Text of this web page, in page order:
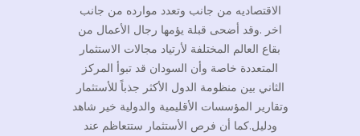
الاقتصاديه من جانب وتعدد موارده من جانب
اخر .وقد أضحى قبلة يؤمها رجال الأعمال من
بقاع العالم المختلفة لأرتياد مجالات الاستثمار
المتعددة خاصة وأن السودان قد تبوأ المركز
الثاني بين منظومة الدول الأكثر جذباً للأستثمار
وتقارير المؤسسات الأقليمية والدولية خير شاهد
ودليل.كما أن فرص الأستثمار ستتعاظم عند